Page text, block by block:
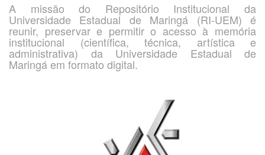
A missão do Repositório Institucional da
Universidade Estadual de Maringá (RI-UEM) é
reunir, preservar e permitir o acesso à memória
institucional (científica, técnica, artística e
administrativa) da Universidade Estadual de
Maringá em formato digital.